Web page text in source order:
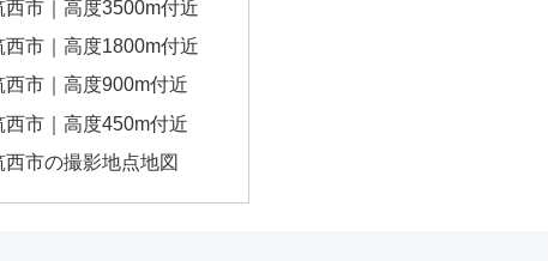
西市｜高度3500m付近
西市｜高度1800m付近
西市｜高度900m付近
西市｜高度450m付近
西市の撮影地点地図